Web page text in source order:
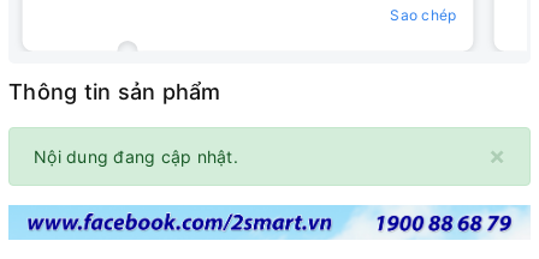
Sao chép
Thông tin sản phẩm
×
Nội dung đang cập nhật.